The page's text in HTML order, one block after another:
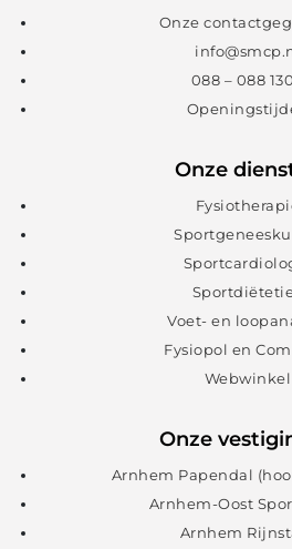
Onze
088 – 088
Onze
Voet- en
Fysiopol en
Webwinkel
Onze
Arnhem Papendal
Arnhem-Oost
Arnhem